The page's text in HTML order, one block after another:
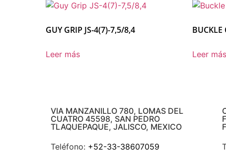
GUY GRIP JS-4(7)-7,5/8,4
Leer más
BUCKLE
Leer más
VIA MANZANILLO 780, LOMAS DEL
CUATRO 45598, SAN PEDRO
TLAQUEPAQUE, JALISCO, MEXICO
Teléfono: +52-33-38607059